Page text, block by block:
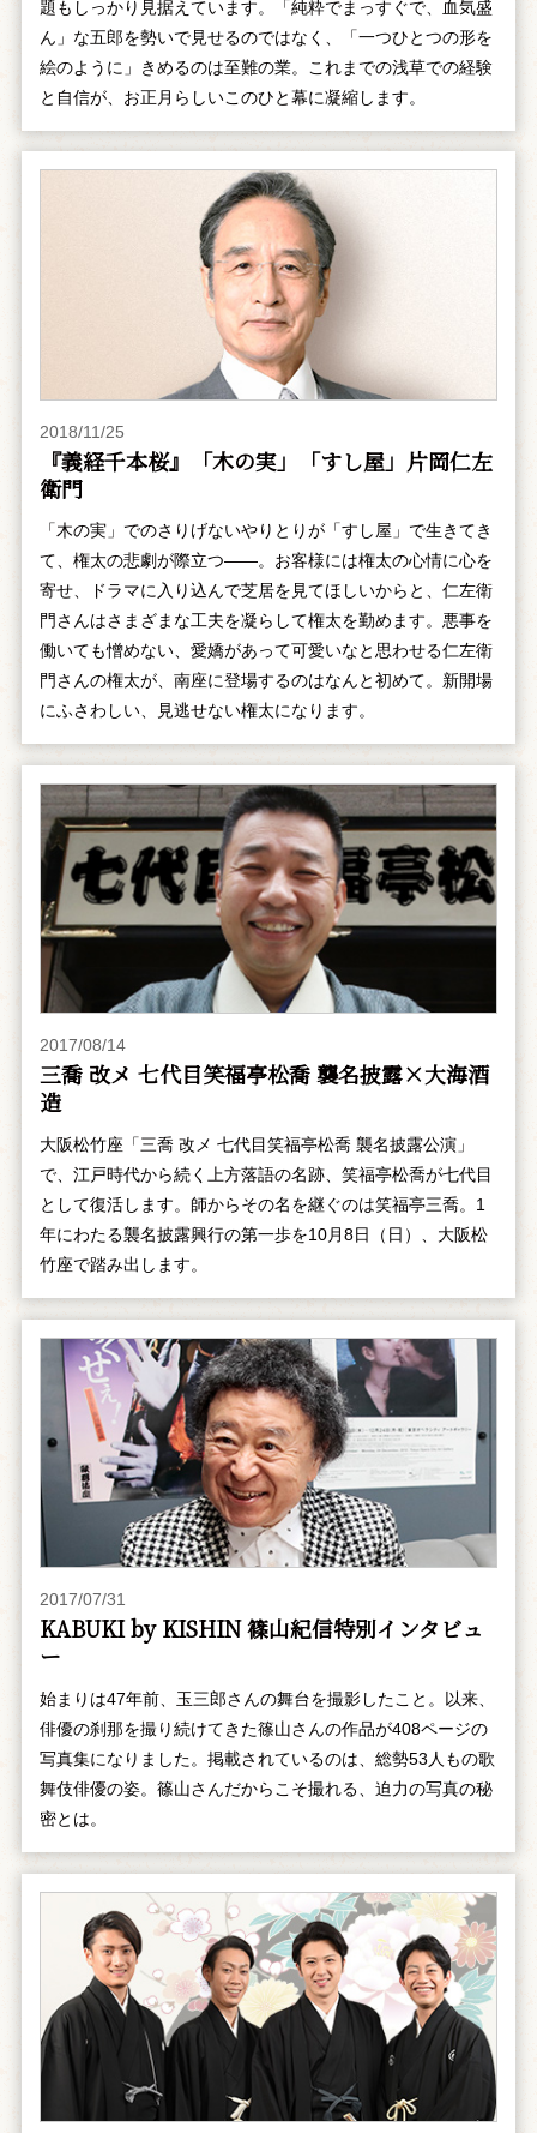
題もしっかり見据えています。「純粋でまっすぐで、血気盛
ん」な五郎を勢いで見せるのではなく、「一つひとつの形を
絵のように」きめるのは至難の業。これまでの浅草での経験
と自信が、お正月らしいこのひと幕に凝縮します。
2018/11/25
『義経千本桜』「木の実」「すし屋」片岡仁左
衛門
「木の実」でのさりげないやりとりが「すし屋」で生きてき
て、権太の悲劇が際立つ――。お客様には権太の心情に心を
寄せ、ドラマに入り込んで芝居を見てほしいからと、仁左衛
門さんはさまざまな工夫を凝らして権太を勤めます。悪事を
働いても憎めない、愛嬌があって可愛いなと思わせる仁左衛
門さんの権太が、南座に登場するのはなんと初めて。新開場
にふさわしい、見逃せない権太になります。
2017/08/14
三喬 改メ 七代目笑福亭松喬 襲名披露×大海酒
造
大阪松竹座「三喬 改メ 七代目笑福亭松喬 襲名披露公演」
で、江戸時代から続く上方落語の名跡、笑福亭松喬が七代目
として復活します。師からその名を継ぐのは笑福亭三喬。1
年にわたる襲名披露興行の第一歩を10月8日（日）、大阪松
竹座で踏み出します。
2017/07/31
KABUKI by KISHIN 篠山紀信特別インタビュ
ー
始まりは47年前、玉三郎さんの舞台を撮影したこと。以来、
俳優の刹那を撮り続けてきた篠山さんの作品が408ページの
写真集になりました。掲載されているのは、総勢53人もの歌
舞伎俳優の姿。篠山さんだからこそ撮れる、迫力の写真の秘
密とは。